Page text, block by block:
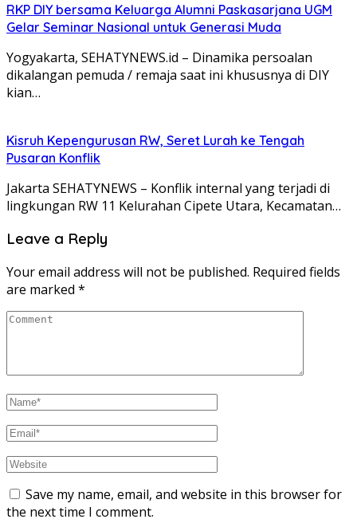
RKP DIY bersama Keluarga Alumni Paskasarjana UGM
Gelar Seminar Nasional untuk Generasi Muda
Yogyakarta, SEHATYNEWS.id – Dinamika persoalan
dikalangan pemuda / remaja saat ini khususnya di DIY
kian…
Kisruh Kepengurusan RW, Seret Lurah ke Tengah
Pusaran Konflik
Jakarta SEHATYNEWS – Konflik internal yang terjadi di
lingkungan RW 11 Kelurahan Cipete Utara, Kecamatan…
Leave a Reply
Your email address will not be published. Required fields
are marked *
Save my name, email, and website in this browser for
the next time I comment.